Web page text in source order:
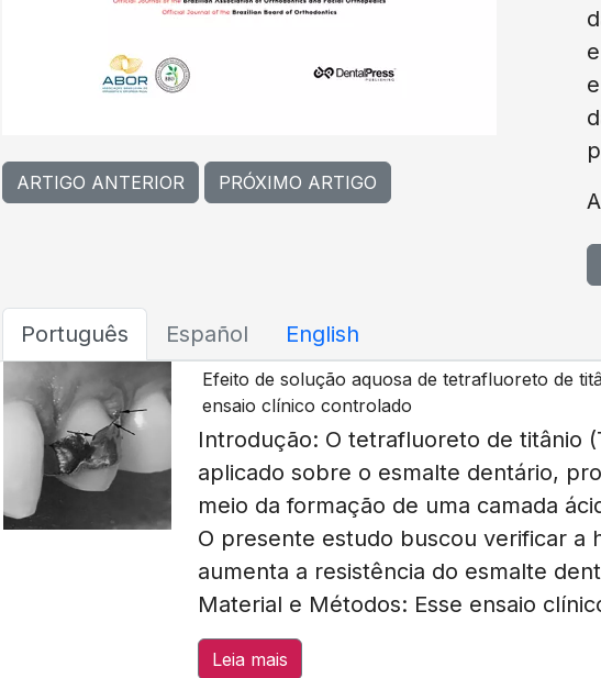
ARTIGO ANTERIOR PRÓXIMO ARTIGO
Português Español English
Efeito de solução aquosa de tetrafluoreto de
ensaio clínico controlado
Introdução: O tetrafluoreto de titânio
aplicado sobre o esmalte dentário,
meio da formação de uma camada
O presente estudo buscou verificar a
aumenta a resistência do esmalte
Material e Métodos: Esse ensaio
Leia mais